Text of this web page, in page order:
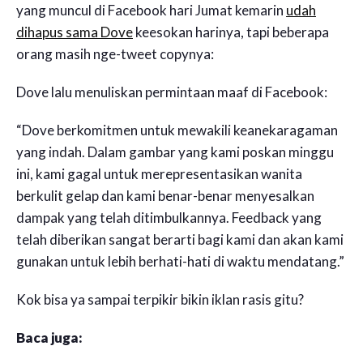
yang muncul di Facebook hari Jumat kemarin udah
dihapus sama Dovekeesokan harinya, tapi beberapa
orang masih nge-tweet copynya:
Dove lalu menuliskan permintaan maaf di Facebook:
“Dove berkomitmen untuk mewakili keanekaragaman
yang indah. Dalam gambar yang kami poskan minggu
ini, kami gagal untuk merepresentasikan wanita
berkulit gelap dan kami benar-benar menyesalkan
dampak yang telah ditimbulkannya. Feedback yang
telah diberikan sangat berarti bagi kami dan akan kami
gunakan untuk lebih berhati-hati di waktu mendatang.”
Kok bisa ya sampai terpikir bikin iklan rasis gitu?
Baca juga: